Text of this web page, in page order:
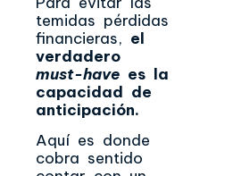
temidas pérdidas
financieras, el
verdadero
must-have es la
capacidad de
anticipación.
Aquí es donde
cobra sentido